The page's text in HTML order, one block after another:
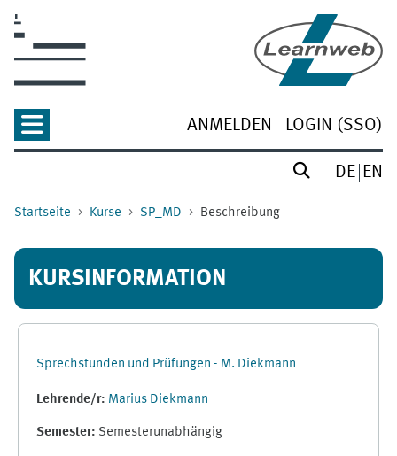
ANMELDEN LOGIN (SSO)
DE EN
Startseite Kurse SP_MD Beschreibung
KURSINFORMATION
Sprechstunden und Prüfungen - M. Diekmann
Lehrende/r: Marius Diekmann
Semester: Semesterunabhängig